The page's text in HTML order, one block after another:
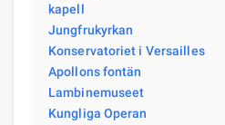
kapell
Jungfrukyrkan
Konservatoriet i Versailles
Apollons fontän
Lambinemuseet
Kungliga Operan